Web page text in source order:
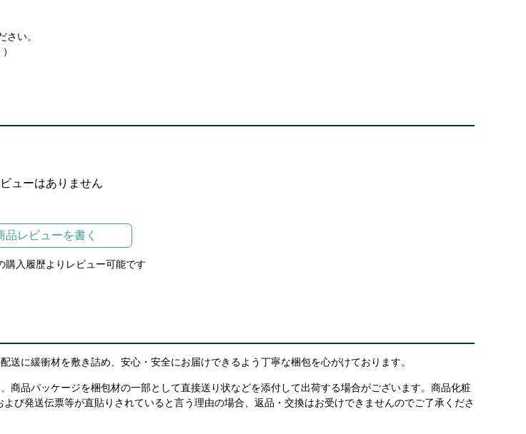
い。
ューはありません
品レビューを書く
購入履歴よりレビュー可能です
に緩衝材を敷き詰め、安心・安全にお届けできるよう丁寧な梱包を心がけております。
品パッケージを梱包材の一部として直接送り状などを添付して出荷する場合がございます。商品化粧
び発送伝票等が直貼りされていると言う理由の場合、返品・交換はお受けできませんのでご了承くださ